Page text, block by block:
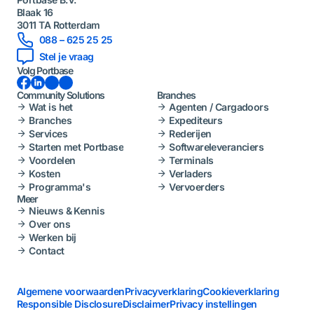
Blaak 16
3011 TA Rotterdam
088 – 625 25 25
Stel je vraag
Volg Portbase
Facebook LinkedInInstagramYouTube
Community Solutions
Wat is het
Branches
Services
Starten met Portbase
Voordelen
Kosten
Programma's
Branches
Agenten / Cargadoors
Expediteurs
Rederijen
Softwareleveranciers
Terminals
Verladers
Vervoerders
Meer
Nieuws & Kennis
Over ons
Werken bij
Contact
Algemene voorwaardenPrivacyverklaringCookieverklaring
Responsible DisclosureDisclaimerPrivacy instellingen